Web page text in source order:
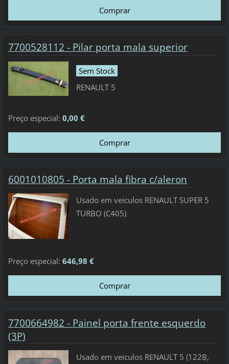
7700528112 - Pilar porta mala superior
Sem Stock
RENAULT 5
Preço especial: 0,00 €
6001010805 - Porta mala fibra c/aleron
Usado em veiculos RENAULT SUPER 5
TURBO (C405)
Preço especial: 646,98 €
7700664982 - Painel porta frente esquerdo
(3P)
Usado em veiculos RENAULT 5 (122B,